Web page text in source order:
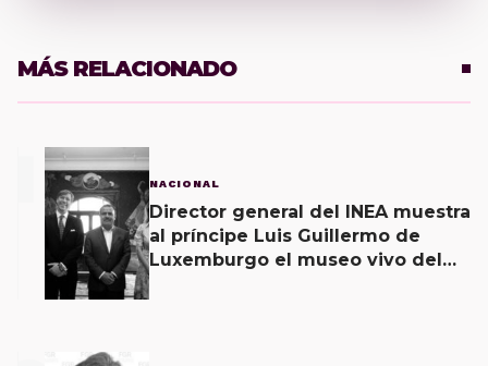
MÁS RELACIONADO
NACIONAL
Director general del INEA muestra
al príncipe Luis Guillermo de
Luxemburgo el museo vivo del